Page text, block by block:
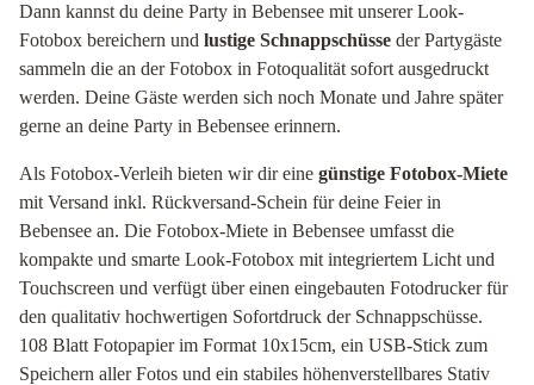
Dann kannst du deine Party in Bebensee mit unserer Look-
Fotobox bereichern und lustige Schnappschüsse der Partygäste
sammeln die an der Fotobox in Fotoqualität sofort ausgedruckt
werden. Deine Gäste werden sich noch Monate und Jahre später
gerne an deine Party in Bebensee erinnern.
Als Fotobox-Verleih bieten wir dir eine günstige Fotobox-Miete
mit Versand inkl. Rückversand-Schein für deine Feier in
Bebensee an. Die Fotobox-Miete in Bebensee umfasst die
kompakte und smarte Look-Fotobox mit integriertem Licht und
Touchscreen und verfügt über einen eingebauten Fotodrucker für
den qualitativ hochwertigen Sofortdruck der Schnappschüsse.
108 Blatt Fotopapier im Format 10x15cm, ein USB-Stick zum
Speichern aller Fotos und ein stabiles höhenverstellbares Stativ